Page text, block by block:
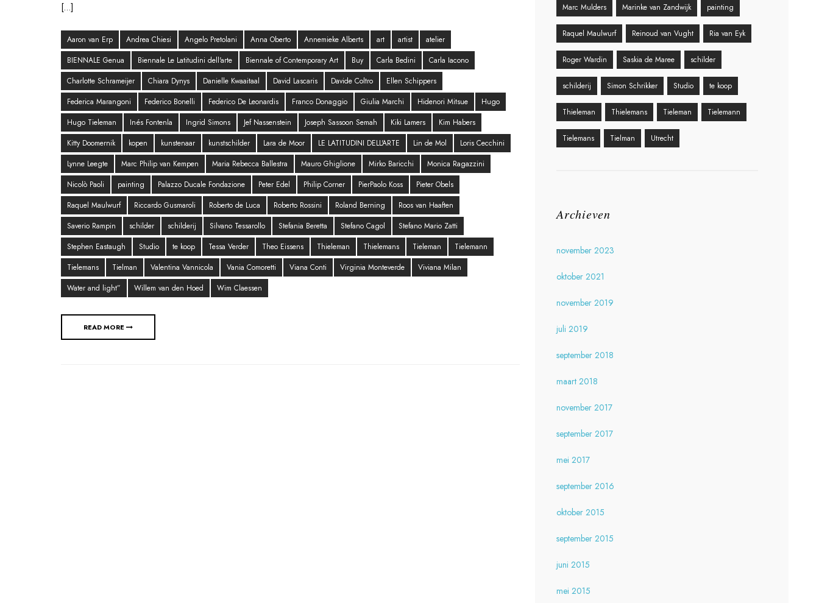
[…]
Aaron van Erp Andrea Chiesi Angelo Pretolani Anna Oberto Annemieke Alberts art artist
atelier
BIENNALE Genua
Biennale Le Latitudini dell'arte Biennale of Contemporary Art Buy Carla Bedini
Carla Iacono
Charlotte Schrameijer
Chiara Dynys Danielle Kwaaitaal David Lascaris Davide Coltro
Ellen Schippers
Federica Marangoni
Federico Bonelli Federico De Leonardis Franco Donaggio Giulia Marchi Hidenori Mitsue
Hugo
Hugo Tieleman
Inés Fontenla Ingrid Simons Jef Nassenstein Joseph Sassoon Semah Kiki Lamers
Kim Habers
Kitty Doomernik
kopen kunstenaar kunstschilder Lara de Moor LE LATITUDINI DELL'ARTE Lin de Mol
Loris Cecchini
Lynne Leegte
Marc Philip van Kempen Maria Rebecca Ballestra Mauro Ghiglione Mirko Baricchi
Monica Ragazzini
Nicolò Paoli
painting Palazzo Ducale Fondazione Peter Edel Philip Corner PierPaolo Koss
Pieter Obels
Raquel Maulwurf
Riccardo Gusmaroli Roberto de Luca Roberto Rossini Roland Berning
Roos van Haaften
Saverio Rampin
schilder schilderij Silvano Tessarollo Stefania Beretta Stefano Cagol
Stefano Mario Zatti
Stephen Eastaugh
Studio te koop Tessa Verder Theo Eissens Thieleman Thielemans Tieleman
Tielemann
Tielemans
Tielman Valentina Vannicola Vania Comoretti Viana Conti Virginia Monteverde
Viviana Milan
Water and light”
Willem van den Hoed Wim Claessen
READ MORE
Marc Mulders Marinke van Zandwijk painting
Raquel Maulwurf Reinoud van Vught Ria van Eyk
Roger Wardin Saskia de Maree schilder
schilderij Simon Schrikker Studio te koop
Thieleman Thielemans Tieleman Tielemann
Tielemans Tielman Utrecht
Archieven
november 2023
oktober 2021
november 2019
juli 2019
september 2018
maart 2018
november 2017
september 2017
mei 2017
september 2016
oktober 2015
september 2015
juni 2015
mei 2015